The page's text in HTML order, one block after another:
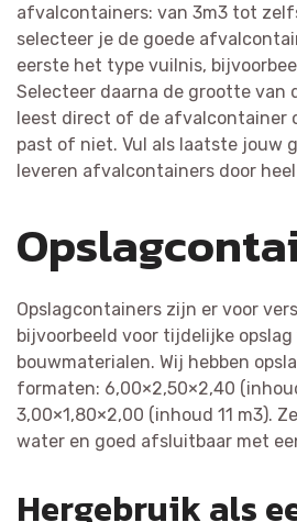
afvalcontainers: van 3m3 tot
selecteer je de goede
eerste het type vuilnis,
Selecteer daarna de grootte van
leest direct of de afvalcontainer
past of niet. Vul als laatste jouw
leveren afvalcontainers door
Opslagcontainers zijn er voor
bijvoorbeeld voor tijdelijke
bouwmaterialen. Wij hebben
formaten: 6,00×2,50×2,40
3,00×1,80×2,00 (inhoud 11 m3).
water en goed afsluitbaar met
Hergebruik als